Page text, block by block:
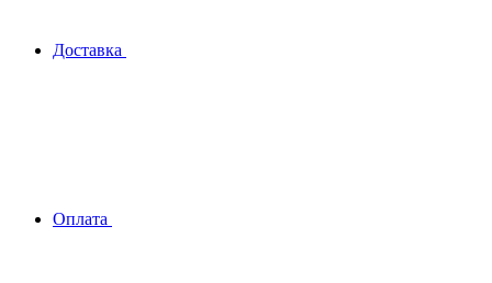
Доставка
Оплата